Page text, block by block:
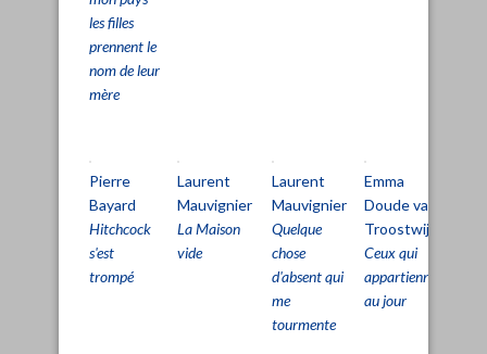
les filles
prennent le
nom de leur
mère
Pierre
Bayard
Hitchcock
s'est
trompé
Laurent
Mauvignier
La Maison
vide
Laurent
Mauvignier
Quelque
chose
d'absent qui
me
tourmente
Emma
Doude van
Troostwijk
Ceux qui
appartiennent
au jour